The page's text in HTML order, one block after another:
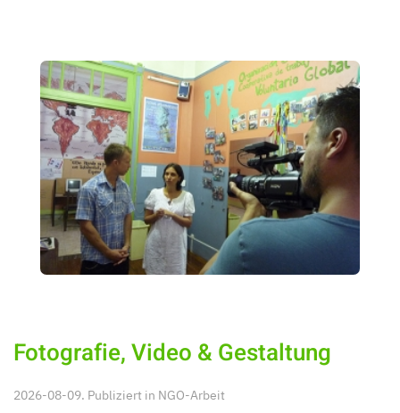
Fotografie, Video & Gestaltung
2026-08-09. Publiziert in NGO-Arbeit